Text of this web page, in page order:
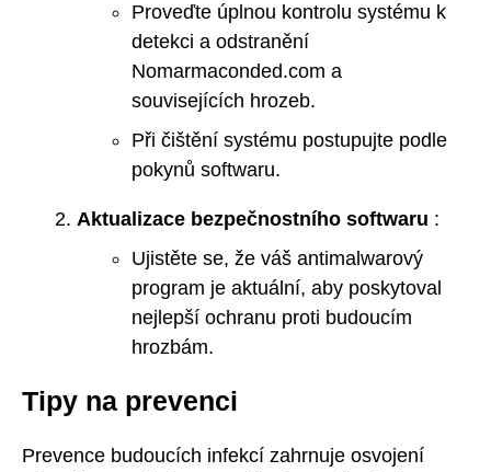
Proveďte úplnou kontrolu systému k
detekci a odstranění
Nomarmaconded.com a
souvisejících hrozeb.
Při čištění systému postupujte podle
pokynů softwaru.
Aktualizace bezpečnostního softwaru :
Ujistěte se, že váš antimalwarový
program je aktuální, aby poskytoval
nejlepší ochranu proti budoucím
hrozbám.
Tipy na prevenci
Prevence budoucích infekcí zahrnuje osvojení